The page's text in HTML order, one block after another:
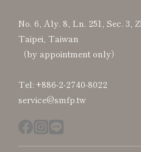
No. 6, Aly. 8, Ln. 251, Sec. 3,
Taipei, Taiwan
（by appointment only）
Tel: +886-2-2740-8022
service@smfp.tw